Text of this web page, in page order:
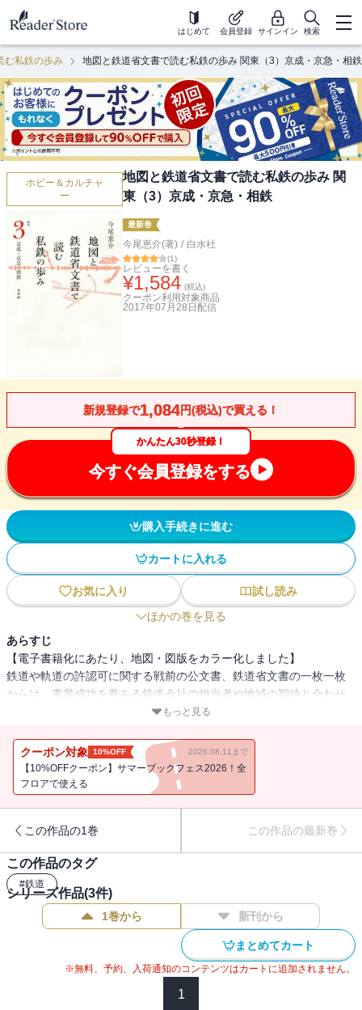
はじめて 会員登録 サインイン 検索
む私鉄の歩み 地図と鉄道省文書で読む私鉄の歩み 関東（3）京成・京急・相鉄
ホビー＆カルチャ
ー
地図と鉄道省文書で読む私鉄の歩み 関
東（3）京成・京急・相鉄
最新巻
今尾恵介(著) / 白水社
(1)
レビューを書く
¥1,584 (税込)
クーポン利用対象商品
2017年07月28日 配信
新規登録で1,084円(税込)で買える！
かんたん30秒登録！
今すぐ会員登録をする
購入手続きに進む
カートに入れる
お気に入り
試し読み
ほかの巻を見る
あらすじ
【電子書籍化にあたり、地図・図版をカラー化しました】
鉄道や軌道の許認可に関する戦前の公文書、鉄道省文書の一枚一枚
からは、事業成功を夢みる鉄道会社の担当者や地域の期待と合わせ
て、建設反対運動や戦時下で資材不足に喘ぐ姿も浮かび上がる。そ
れている。
成田山新勝寺の参拝電車として計画された京成電鉄は、東京・上野
への乗り入れを目指すなか、どこに駅を設置し、路線をどこに通す
京を上回る家屋が倒壊した横浜への乗り入れが大きな課題となる。
また、戦時下の対日石油禁輸の影響で沿線の駅をいくつも廃止する
一方で、軍関係の人員輸送のため新たな路線を建設していく。
神中鉄道、のちの相模鉄道は関東大震災の「復興特需」で砂利の採
取・輸送事業が隆盛を極めたこの時代に、砂利の需要地である横浜
までの延伸を目指す。その後は市街地が郊外に広がり、沿線の工場
が激増していくなかで砂利より乗客が主となっていく。
関東の大手私鉄の歩みを、各時代の地形図と合わせて眺めること
で、近代日本の姿が垣間見えてくる。関東編全三巻完結。
もっと見る
クーポン対象 10%OFF 2026.08.11まで
【10%OFFクーポン】サマーブックフェス2026！全
フロアで使える
この作品の1巻 この作品の最新巻
この作品のタグ
#鉄道
シリーズ作品(3件)
1巻から 新刊から
まとめてカート
※無料、予約、入荷通知のコンテンツはカートに追加されません。
1